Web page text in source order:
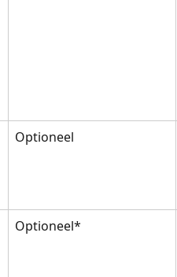
Optioneel
Optioneel*